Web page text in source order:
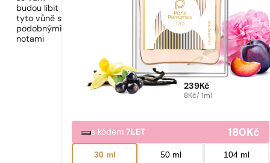
budou líbit
tyto vůně s
podobnými
notami
239 Kč
8Kč/ 1ml
s kódem7LET 180 Kč
30 ml 50 ml 104 ml